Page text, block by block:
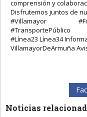
comprensión y
Disfrutemos juntos de
#Villamayor
#TransportePúblico
#Línea23 Línea34
VillamayorDeArmuña
Noticias